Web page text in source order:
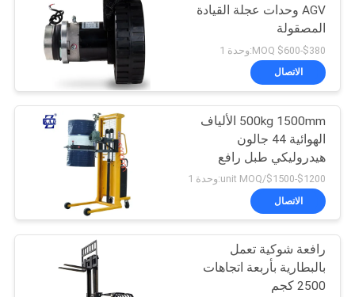
رافعة شوكية تعمل
بالبطارية
24
الجدول رفع مقص
هيدروليكي
70
AGV وحدات عجلة القيادة
المصقولة
$380-$600 MOQ:وحدة 1
الاتصال
500kg 1500mm الألياف
الهوائية 44 جالون
هيدروليكي طبل رافع
$1200-$1500/unit MOQ:وحدة 1
الاتصال
رافعة شوكية تعمل
بالبطارية بأربعة اتجاهات
2500 كجم